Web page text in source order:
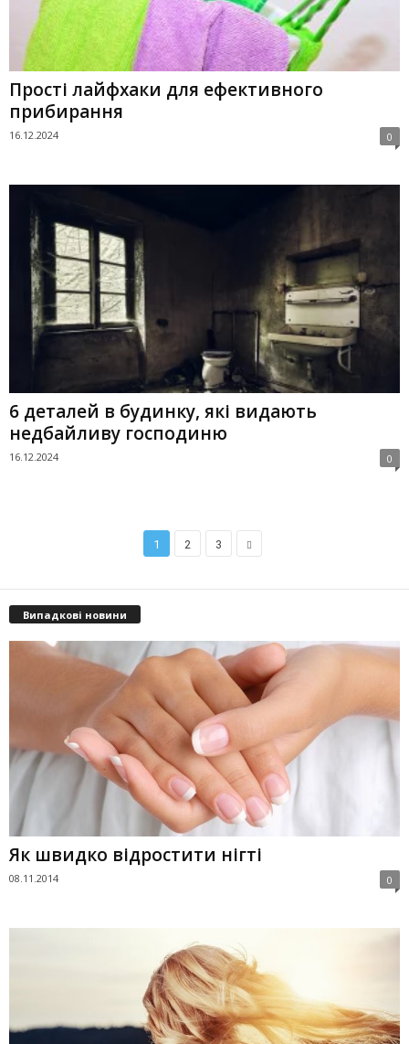
Прості лайфхаки для ефективного
прибирання
16.12.2024 0
6 деталей в будинку, які видають
недбайливу господиню
16.12.2024 0
1 2 3
Випадкові новини
Як швидко відростити нігті
08.11.2014 0